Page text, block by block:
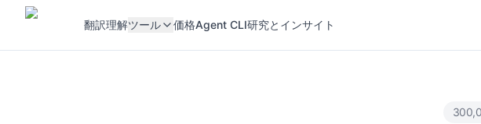
翻訳理解ツール 価格Agent CLI研究とインサイト